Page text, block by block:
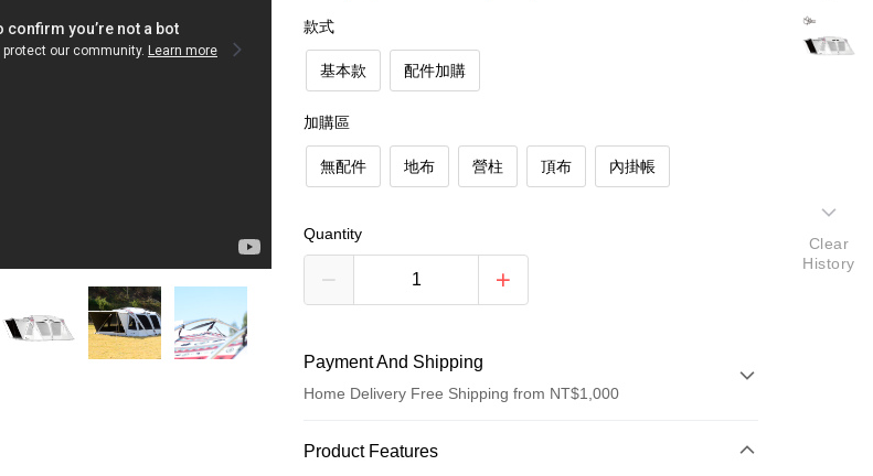
款式
基本款 配件加購
加購區
無配件 地布 營柱 頂布 內掛帳
Quantity
Payment And Shipping
Home Delivery Free Shipping from NT$1,000
Payment Method
Product Features
Clear
History